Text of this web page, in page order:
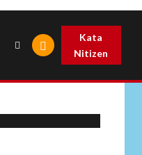
Kata
Nitizen